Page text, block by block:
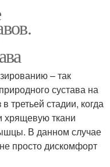
– так
сустава на
третьей стадии, когда
хрящевую ткани
В данном случае
просто дискомфорт